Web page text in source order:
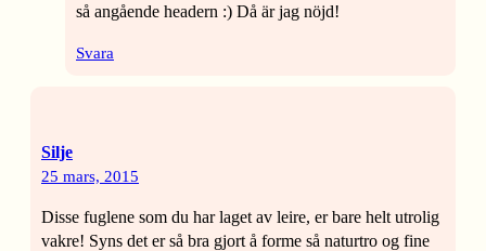
så angående headern :) Då är jag nöjd!
Svara
Silje
25 mars, 2015
Disse fuglene som du har laget av leire, er bare helt utrolig
vakre! Syns det er så bra gjort å forme så naturtro og fine